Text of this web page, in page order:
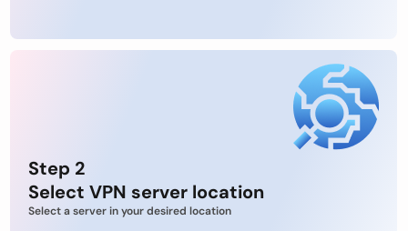
Step 2
Select VPN server location
Select a server in your desired location